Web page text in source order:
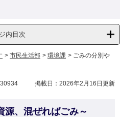
内目次
> 市民生活部 > 環境課 > ごみの分別や
掲載日：2026年2月16日更新
、混ぜればごみ～